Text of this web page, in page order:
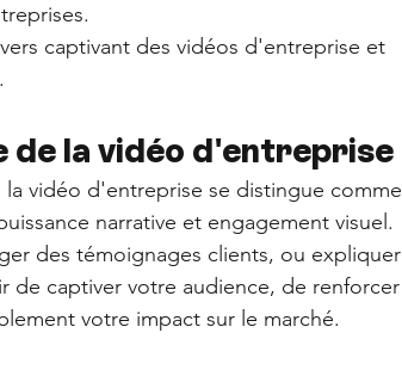
captivant des vidéos d'entreprise et
la vidéo d'entreprise
vidéo d'entreprise se distingue comme
narrative et engagement visuel.
des témoignages clients, ou expliquer
de captiver votre audience, de renforcer
votre impact sur le marché.